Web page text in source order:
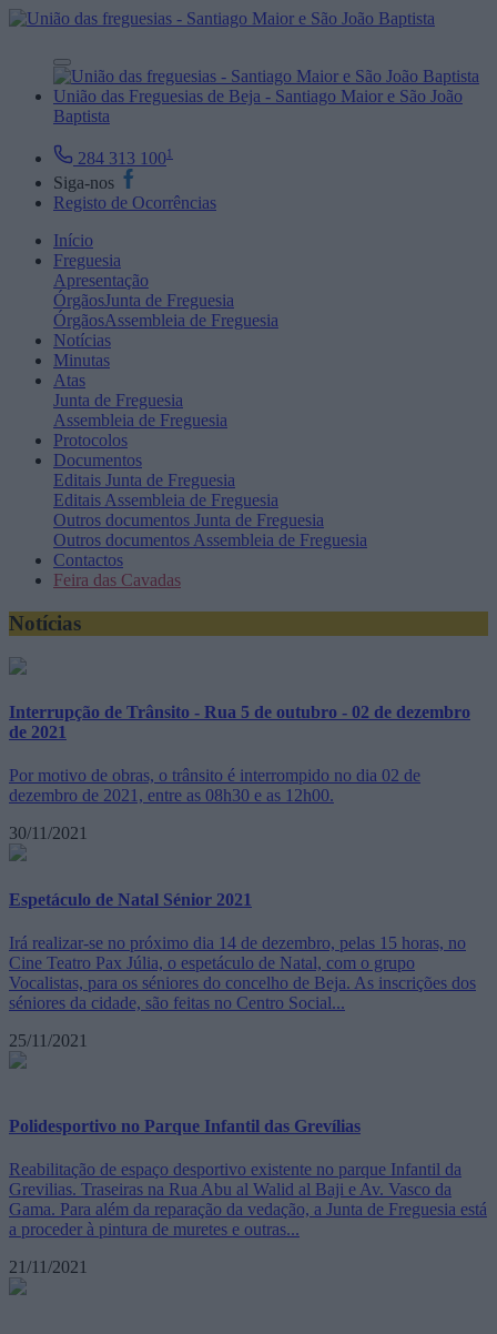
União das Freguesias de Beja - Santiago Maior e São João
Baptista
284 313 1001
Siga-nos
Registo de Ocorrências
Início
Freguesia
Apresentação
ÓrgãosJunta de Freguesia
ÓrgãosAssembleia de Freguesia
Notícias
Minutas
Atas
Junta de Freguesia
Assembleia de Freguesia
Protocolos
Documentos
Editais Junta de Freguesia
Editais Assembleia de Freguesia
Outros documentos Junta de Freguesia
Outros documentos Assembleia de Freguesia
Contactos
Feira das Cavadas
Notícias
Interrupção de Trânsito - Rua 5 de outubro - 02 de dezembro
de 2021
Por motivo de obras, o trânsito é interrompido no dia 02 de
dezembro de 2021, entre as 08h30 e as 12h00.
30/11/2021
Espetáculo de Natal Sénior 2021
Irá realizar-se no próximo dia 14 de dezembro, pelas 15 horas, no
Cine Teatro Pax Júlia, o espetáculo de Natal, com o grupo
Vocalistas, para os séniores do concelho de Beja. As inscrições dos
séniores da cidade, são feitas no Centro Social...
25/11/2021
Polidesportivo no Parque Infantil das Grevílias
Reabilitação de espaço desportivo existente no parque Infantil da
Grevilias. Traseiras na Rua Abu al Walid al Baji e Av. Vasco da
Gama. Para além da reparação da vedação, a Junta de Freguesia está
a proceder à pintura de muretes e outras...
21/11/2021